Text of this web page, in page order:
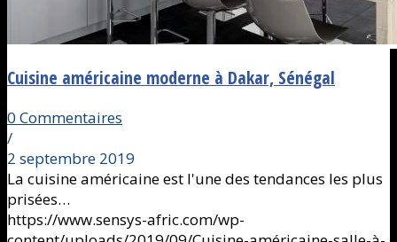
Cuisine américaine moderne à Dakar, Sénégal
0 Commentaires
/
2 septembre 2019
La cuisine américaine est l'une des tendances les plus
prisées…
https://www.sensys-afric.com/wp-